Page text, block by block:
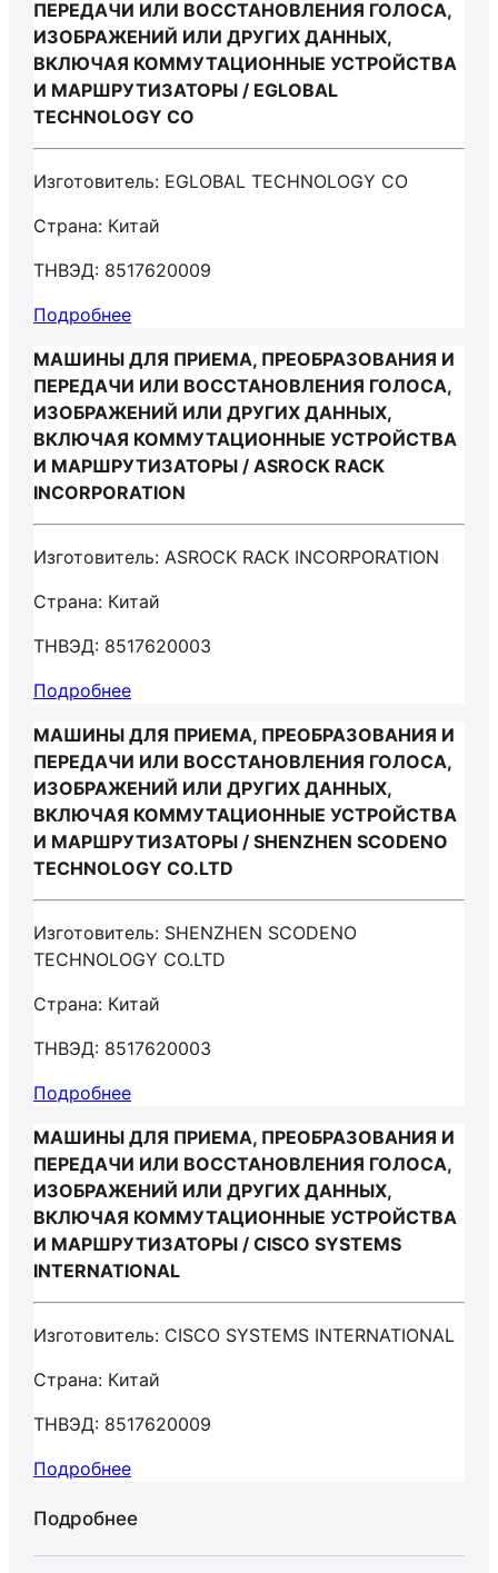
ПЕРЕДАЧИ ИЛИ ВОССТАНОВЛЕНИЯ ГОЛОСА,
ИЗОБРАЖЕНИЙ ИЛИ ДРУГИХ ДАННЫХ,
ВКЛЮЧАЯ КОММУТАЦИОННЫЕ УСТРОЙСТВА
И МАРШРУТИЗАТОРЫ / EGLOBAL
TECHNOLOGY CO
Изготовитель: EGLOBAL TECHNOLOGY CO
Страна: Китай
ТНВЭД: 8517620009
Подробнее
МАШИНЫ ДЛЯ ПРИЕМА, ПРЕОБРАЗОВАНИЯ И
ПЕРЕДАЧИ ИЛИ ВОССТАНОВЛЕНИЯ ГОЛОСА,
ИЗОБРАЖЕНИЙ ИЛИ ДРУГИХ ДАННЫХ,
ВКЛЮЧАЯ КОММУТАЦИОННЫЕ УСТРОЙСТВА
И МАРШРУТИЗАТОРЫ / ASROCK RACK
INCORPORATION
Изготовитель: ASROCK RACK INCORPORATION
Страна: Китай
ТНВЭД: 8517620003
Подробнее
МАШИНЫ ДЛЯ ПРИЕМА, ПРЕОБРАЗОВАНИЯ И
ПЕРЕДАЧИ ИЛИ ВОССТАНОВЛЕНИЯ ГОЛОСА,
ИЗОБРАЖЕНИЙ ИЛИ ДРУГИХ ДАННЫХ,
ВКЛЮЧАЯ КОММУТАЦИОННЫЕ УСТРОЙСТВА
И МАРШРУТИЗАТОРЫ / SHENZHEN SCODENO
TECHNOLOGY CO.LTD
Изготовитель: SHENZHEN SCODENO
TECHNOLOGY CO.LTD
Страна: Китай
ТНВЭД: 8517620003
Подробнее
МАШИНЫ ДЛЯ ПРИЕМА, ПРЕОБРАЗОВАНИЯ И
ПЕРЕДАЧИ ИЛИ ВОССТАНОВЛЕНИЯ ГОЛОСА,
ИЗОБРАЖЕНИЙ ИЛИ ДРУГИХ ДАННЫХ,
ВКЛЮЧАЯ КОММУТАЦИОННЫЕ УСТРОЙСТВА
И МАРШРУТИЗАТОРЫ / CISCO SYSTEMS
INTERNATIONAL
Изготовитель: CISCO SYSTEMS INTERNATIONAL
Страна: Китай
ТНВЭД: 8517620009
Подробнее
Подробнее